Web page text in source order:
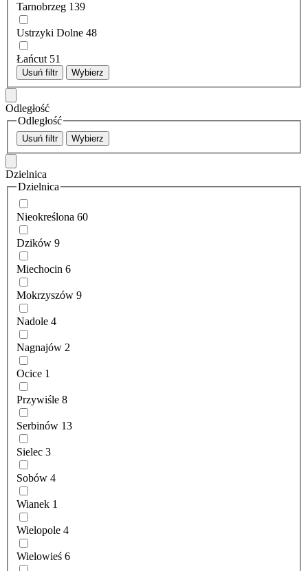
Tarnobrzeg 139
Ustrzyki Dolne 48
Łańcut 51
Usuń filtr Wybierz
Odległość
Odległość
Usuń filtr Wybierz
Dzielnica
Dzielnica
Nieokreślona 60
Dzików 9
Miechocin 6
Mokrzyszów 9
Nadole 4
Nagnajów 2
Ocice 1
Przywiśle 8
Serbinów 13
Sielec 3
Sobów 4
Wianek 1
Wielopole 4
Wielowieś 6